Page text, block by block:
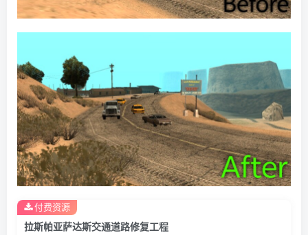
拉斯帕亚萨达斯交通道路修复工程
付费资源